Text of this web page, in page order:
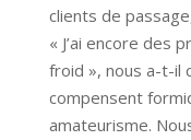
clients de
« J’ai encore des
froid », nous a-t-il
compensent
amateurisme.